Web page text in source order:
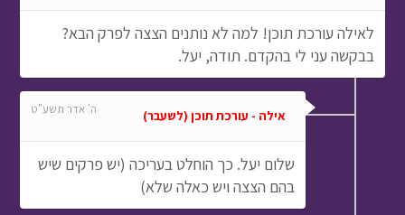
לאילה עורכת תוכן! למה לא נותנים הצצה לפרק הבא?
בבקשה עני לי בהקדם. תודה, יעל.
אילה - עורכת תוכן (לשעבר) ה' אדר תשע"ט
שלום יעל. כך הוחלט בעריכה (יש פרקים שיש
בהם הצצה ויש כאלה שלא)